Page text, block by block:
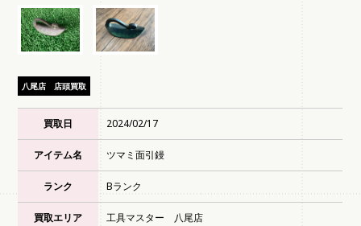
八尾店 店頭買取
買取日 2024/02/17
アイテム名 ツマミ面引鏝
ランク Bランク
買取エリア 工具マスター 八尾店